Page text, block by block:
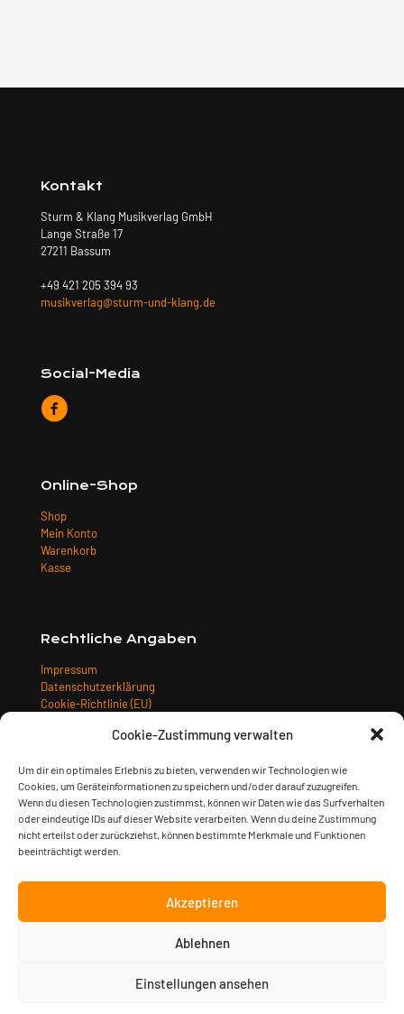
Cookie-Zustimmung verwalten
Um dir ein optimales Erlebnis zu bieten, verwenden wir Technologien wie
Cookies, um Geräteinformationen zu speichern und/oder darauf zuzugreifen.
Wenn du diesen Technologien zustimmst, können wir Daten wie das Surfverhalten
oder eindeutige IDs auf dieser Website verarbeiten. Wenn du deine Zustimmung
nicht erteilst oder zurückziehst, können bestimmte Merkmale und Funktionen
beeinträchtigt werden.
Akzeptieren
Ablehnen
Einstellungen ansehen
Kontakt
Sturm & Klang Musikverlag GmbH
Lange Straße 17
27211 Bassum
+49 421 205 394 93
musikverlag@sturm-und-klang.de
Social-Media
Online-Shop
Shop
Mein Konto
Warenkorb
Kasse
Rechtliche Angaben
Impressum
Datenschutzerklärung
Cookie-Richtlinie (EU)
Widerrufsbelehrung
Zahlungsarten
© 2023 Sturm & Klang Musikverlag GmbH | gestaltet von
MwSt.